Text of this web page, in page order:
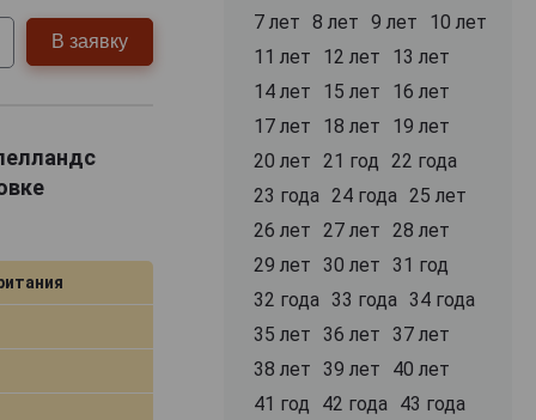
В заявку
7 лет 8 лет 9 лет
10 лет
11 лет
12 лет
13 лет
14 лет
15 лет
16 лет
17 лет
18 лет
19 лет
20 лет
21 год
22 года
23 года
24 года
25 лет
26 лет
27 лет
28 лет
29 лет 30 лет 31 год
32 года 33 года 34 года
35 лет 36 лет 37 лет
38 лет 39 лет
40 лет
41 год
42 года
43 года